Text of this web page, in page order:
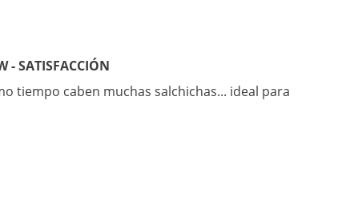
SATISFACCIÓN
tiempo caben muchas salchichas... ideal para